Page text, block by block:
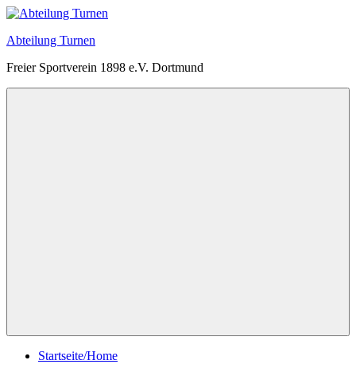
Zum
springen
Abteilung Turnen
Freier Sportverein 1898 e.V. Dortmund
Startseite/Home